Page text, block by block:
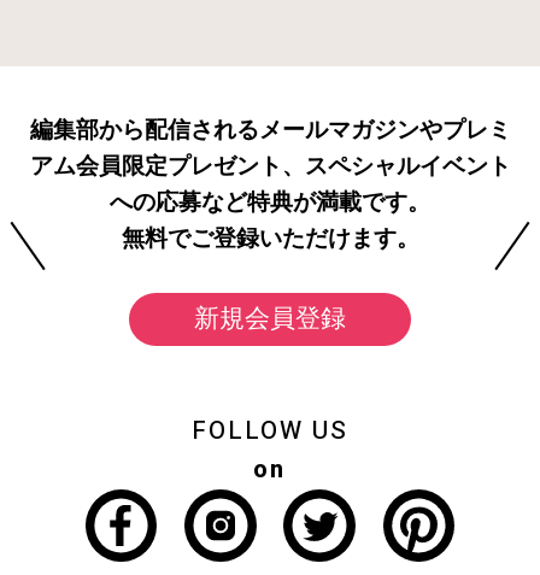
編集部から配信されるメールマガジンやプレミ
アム会員限定プレゼント、スペシャルイベント
への応募など特典が満載です。
無料でご登録いただけます。
新規会員登録
FOLLOW US
on